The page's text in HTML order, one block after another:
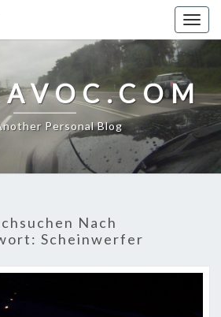
Personal Blog
Nach
Scheinwerfer